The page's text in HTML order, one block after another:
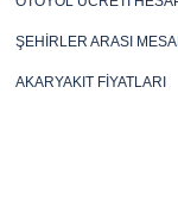
ŞEHIRLER ARASI
AKARYAKIT FIYATLARI